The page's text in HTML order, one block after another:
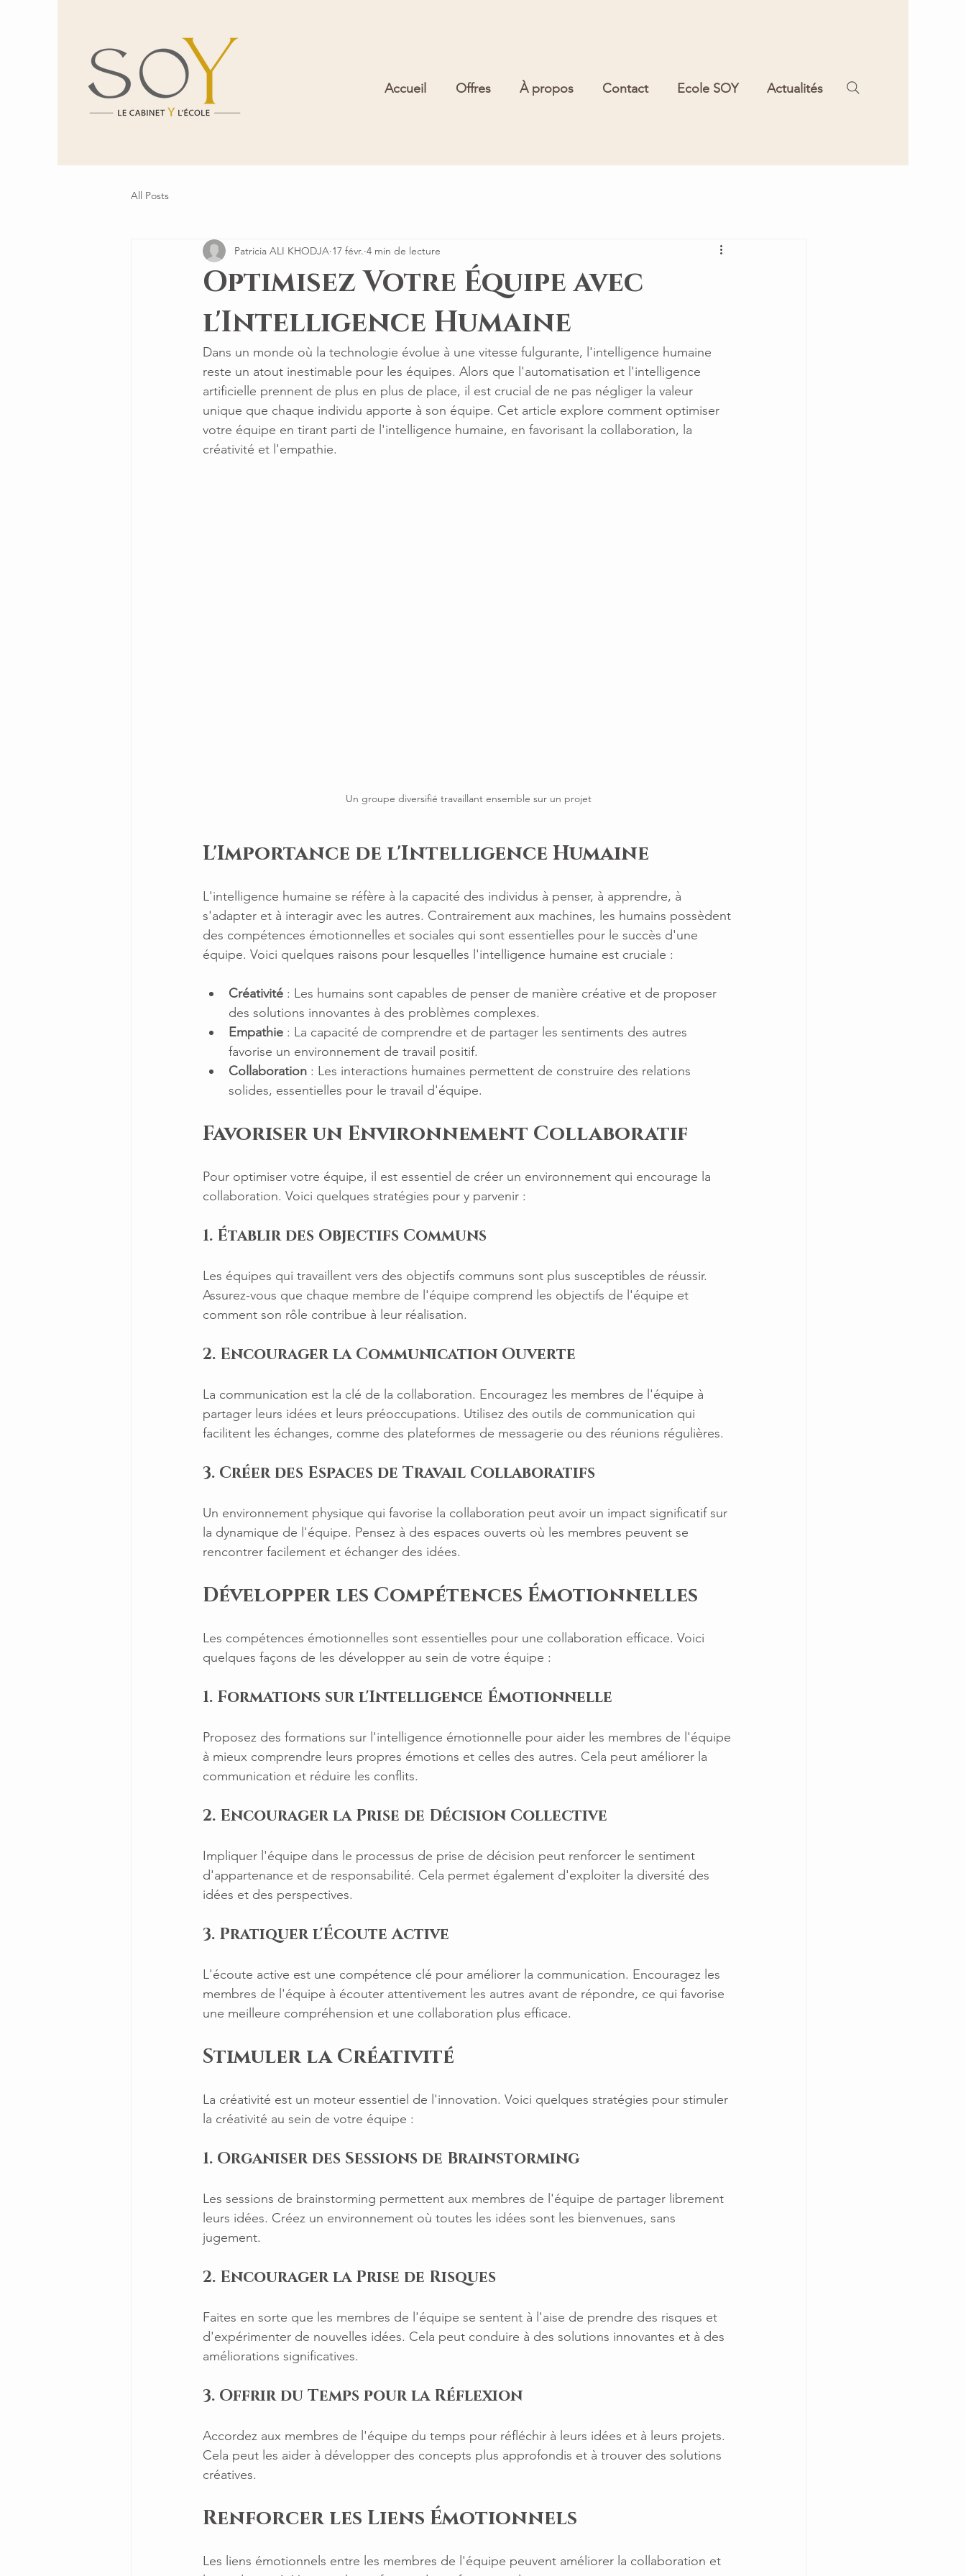
Accueil Offres À propos Contact Ecole SOY Actualités
All Posts
Optimisez Votre Équipe avec
l'Intelligence Humaine
Patricia ALI KHODJA 17 févr. 4 min de lecture
Dans un monde où la technologie évolue à une vitesse fulgurante, l'intelligence humaine
reste un atout inestimable pour les équipes. Alors que l'automatisation et l'intelligence
artificielle prennent de plus en plus de place, il est crucial de ne pas négliger la valeur
unique que chaque individu apporte à son équipe. Cet article explore comment optimiser
votre équipe en tirant parti de l'intelligence humaine, en favorisant la collaboration, la
créativité et l'empathie.
Un groupe diversifié travaillant ensemble sur un projet
L'Importance de l'Intelligence Humaine
L'intelligence humaine se réfère à la capacité des individus à penser, à apprendre, à
s'adapter et à interagir avec les autres. Contrairement aux machines, les humains possèdent
des compétences émotionnelles et sociales qui sont essentielles pour le succès d'une
équipe. Voici quelques raisons pour lesquelles l'intelligence humaine est cruciale :
Créativité : Les humains sont capables de penser de manière créative et de proposer
des solutions innovantes à des problèmes complexes.
Empathie : La capacité de comprendre et de partager les sentiments des autres
favorise un environnement de travail positif.
Collaboration : Les interactions humaines permettent de construire des relations
solides, essentielles pour le travail d'équipe.
Favoriser un Environnement Collaboratif
Pour optimiser votre équipe, il est essentiel de créer un environnement qui encourage la
collaboration. Voici quelques stratégies pour y parvenir :
1. Établir des Objectifs Communs
Les équipes qui travaillent vers des objectifs communs sont plus susceptibles de réussir.
Assurez-vous que chaque membre de l'équipe comprend les objectifs de l'équipe et
comment son rôle contribue à leur réalisation.
2. Encourager la Communication Ouverte
La communication est la clé de la collaboration. Encouragez les membres de l'équipe à
partager leurs idées et leurs préoccupations. Utilisez des outils de communication qui
facilitent les échanges, comme des plateformes de messagerie ou des réunions régulières.
3. Créer des Espaces de Travail Collaboratifs
Un environnement physique qui favorise la collaboration peut avoir un impact significatif sur
la dynamique de l'équipe. Pensez à des espaces ouverts où les membres peuvent se
rencontrer facilement et échanger des idées.
Développer les Compétences Émotionnelles
Les compétences émotionnelles sont essentielles pour une collaboration efficace. Voici
quelques façons de les développer au sein de votre équipe :
1. Formations sur l'Intelligence Émotionnelle
Proposez des formations sur l'intelligence émotionnelle pour aider les membres de l'équipe
à mieux comprendre leurs propres émotions et celles des autres. Cela peut améliorer la
communication et réduire les conflits.
2. Encourager la Prise de Décision Collective
Impliquer l'équipe dans le processus de prise de décision peut renforcer le sentiment
d'appartenance et de responsabilité. Cela permet également d'exploiter la diversité des
idées et des perspectives.
3. Pratiquer l'Écoute Active
L'écoute active est une compétence clé pour améliorer la communication. Encouragez les
membres de l'équipe à écouter attentivement les autres avant de répondre, ce qui favorise
une meilleure compréhension et une collaboration plus efficace.
Stimuler la Créativité
La créativité est un moteur essentiel de l'innovation. Voici quelques stratégies pour stimuler
la créativité au sein de votre équipe :
1. Organiser des Sessions de Brainstorming
Les sessions de brainstorming permettent aux membres de l'équipe de partager librement
leurs idées. Créez un environnement où toutes les idées sont les bienvenues, sans
jugement.
2. Encourager la Prise de Risques
Faites en sorte que les membres de l'équipe se sentent à l'aise de prendre des risques et
d'expérimenter de nouvelles idées. Cela peut conduire à des solutions innovantes et à des
améliorations significatives.
3. Offrir du Temps pour la Réflexion
Accordez aux membres de l'équipe du temps pour réfléchir à leurs idées et à leurs projets.
Cela peut les aider à développer des concepts plus approfondis et à trouver des solutions
créatives.
Renforcer les Liens Émotionnels
Les liens émotionnels entre les membres de l'équipe peuvent améliorer la collaboration et